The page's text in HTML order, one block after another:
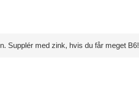
Supplér med zink, hvis du får meget B6!